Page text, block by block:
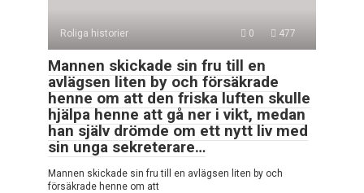
Roliga historier 0 477
Mannen skickade sin fru till en
avlägsen liten by och försäkrade
henne om att den friska luften skulle
hjälpa henne att gå ner i vikt, medan
han själv drömde om ett nytt liv med
sin unga sekreterare…
Mannen skickade sin fru till en avlägsen liten by och
försäkrade henne om att